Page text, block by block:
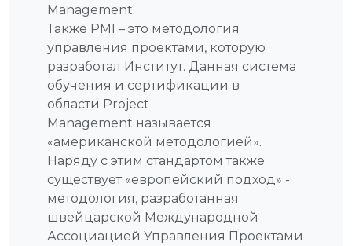
Management.
Также PMI – это методология
управления проектами, которую
разработал Институт. Данная система
обучения и сертификации в
области Project
Management называется
«американской методологией».
Наряду с этим стандартом также
существует «европейский подход» -
методология, разработанная
швейцарской Международной
Ассоциацией Управления Проектами